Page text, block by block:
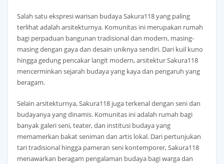
Salah satu ekspresi warisan budaya Sakura118 yang paling
terlihat adalah arsitekturnya. Komunitas ini merupakan rumah
bagi perpaduan bangunan tradisional dan modern, masing-
masing dengan gaya dan desain uniknya sendiri. Dari kuil kuno
hingga gedung pencakar langit modern, arsitektur Sakura118
mencerminkan sejarah budaya yang kaya dan pengaruh yang
beragam.
Selain arsitekturnya, Sakura118 juga terkenal dengan seni dan
budayanya yang dinamis. Komunitas ini adalah rumah bagi
banyak galeri seni, teater, dan institusi budaya yang
memamerkan bakat seniman dan artis lokal. Dari pertunjukan
tari tradisional hingga pameran seni kontemporer, Sakura118
menawarkan beragam pengalaman budaya bagi warga dan